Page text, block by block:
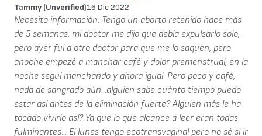
Tammy (unverified)16 Dic 2022
Necesito información. Tengo un aborto retenido hace más
de 5 semanas, mi doctor me dijo que debía expulsarlo solo,
pero ayer fui a otro doctor para que me lo saquen, pero
anoche empezé a manchar café y dolor premenstrual, en la
noche seguí manchando y ahora igual. Pero poco y café,
nada de sangrado aún...alguien sabe cuánto tiempo puedo
estar así antes de la eliminación fuerte? Alguien más le ha
tocado vivirlo así? Ya que lo que alcance a leer eran todas
fulminantes... El lunes tengo ecotransvaginal pero no sé si ir